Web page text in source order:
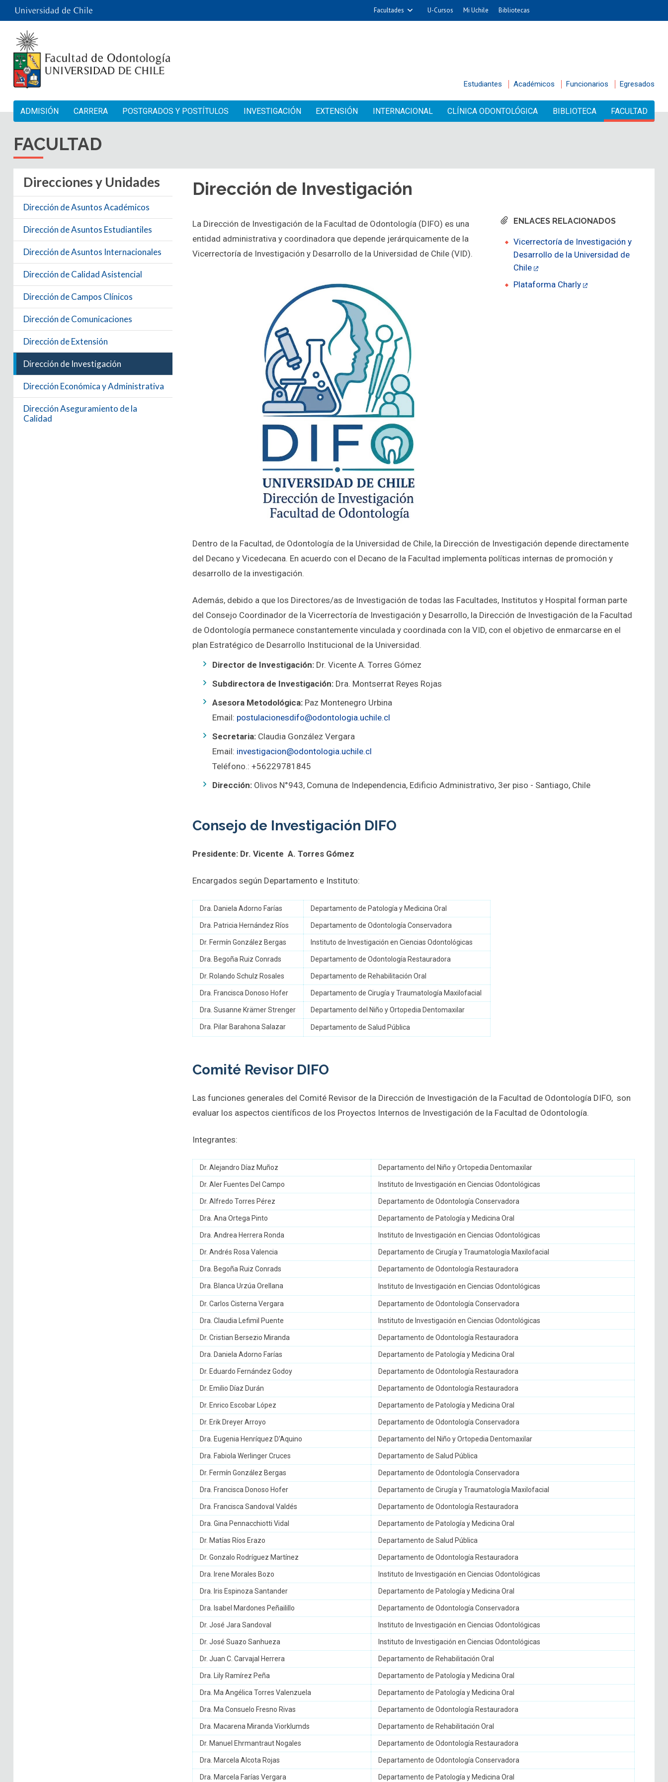
Facultades U-Cursos Mi Uchile Bibliotecas
Estudiantes Académicos Funcionarios Egresados
ADMISIÓN CARRERA POSTGRADOS Y POSTÍTULOS INVESTIGACIÓN EXTENSIÓN INTERNACIONAL CLÍNICA ODONTOLÓGICA BIBLIOTECA FACULTAD
FACULTAD
Direcciones y Unidades
Dirección de Asuntos Académicos
Dirección de Asuntos Estudiantiles
Dirección de Asuntos Internacionales
Dirección de Calidad Asistencial
Dirección de Campos Clínicos
Dirección de Comunicaciones
Dirección de Extensión
Dirección de Investigación
Dirección Económica y Administrativa
Dirección Aseguramiento de la
Calidad
Dirección de Investigación
ENLACES RELACIONADOS
Vicerrectoría de Investigación y
Desarrollo de la Universidad de
Chile
Plataforma Charly
La Dirección de Investigación de la Facultad de Odontología (DIFO) es una
entidad administrativa y coordinadora que depende jerárquicamente de la
Vicerrectoría de Investigación y Desarrollo de la Universidad de Chile (VID).
Dentro de la Facultad, de Odontología de la Universidad de Chile, la Dirección de Investigación depende directamente
del Decano y Vicedecana. En acuerdo con el Decano de la Facultad implementa políticas internas de promoción y
desarrollo de la investigación.
Además, debido a que los Directores/as de Investigación de todas las Facultades, Institutos y Hospital forman parte
del Consejo Coordinador de la Vicerrectoría de Investigación y Desarrollo, la Dirección de Investigación de la Facultad
de Odontología permanece constantemente vinculada y coordinada con la VID, con el objetivo de enmarcarse en el
plan Estratégico de Desarrollo Institucional de la Universidad.
Director de Investigación:Dr. Vicente A. Torres Gómez
Subdirectora de Investigación: Dra. Montserrat Reyes Rojas
Asesora Metodológica:Paz Montenegro Urbina
Email: postulacionesdifo@odontologia.uchile.cl
Secretaria: Claudia González Vergara
Email: investigacion@odontologia.uchile.cl
Teléfono.: +56229781845
Dirección:Olivos N°943, Comuna de Independencia, Edificio Administrativo, 3er piso - Santiago, Chile
Consejo de Investigación DIFO
Presidente: Dr. Vicente A. Torres Gómez
Encargados según Departamento e Instituto:
Dra. Daniela Adorno Farías Departamento de Patología y Medicina Oral
Dra. Patricia Hernández Ríos Departamento de Odontología Conservadora
Dr. Fermín González Bergas Instituto de Investigación en Ciencias Odontológicas
Dra. Begoña Ruiz Conrads Departamento de Odontología Restauradora
Dr. Rolando Schulz Rosales Departamento de Rehabilitación Oral
Dra. Francisca Donoso Hofer Departamento de Cirugía y Traumatología Maxilofacial
Dra. Susanne Krämer Strenger Departamento del Niño y Ortopedia Dentomaxilar
Dra. Pilar Barahona Salazar Departamento de Salud Pública
Comité Revisor DIFO
Las funciones generales del Comité Revisor de la Dirección de Investigación de la Facultad de Odontología DIFO, son
evaluar los aspectos científicos de los Proyectos Internos de Investigación de la Facultad de Odontología.
Integrantes:
Dr. Alejandro Díaz Muñoz Departamento del Niño y Ortopedia Dentomaxilar
Dr. Aler Fuentes Del Campo Instituto de Investigación en Ciencias Odontológicas
Dr. Alfredo Torres Pérez Departamento de Odontología Conservadora
Dra. Ana Ortega Pinto Departamento de Patología y Medicina Oral
Dra. Andrea Herrera Ronda Instituto de Investigación en Ciencias Odontológicas
Dr. Andrés Rosa Valencia Departamento de Cirugía y Traumatología Maxilofacial
Dra. Begoña Ruiz Conrads Departamento de Odontología Restauradora
Dra. Blanca Urzúa Orellana Instituto de Investigación en Ciencias Odontológicas
Dr. Carlos Cisterna Vergara Departamento de Odontología Conservadora
Dra. Claudia Lefimil Puente Instituto de Investigación en Ciencias Odontológicas
Dr. Cristian Bersezio Miranda Departamento de Odontología Restauradora
Dra. Daniela Adorno Farías Departamento de Patología y Medicina Oral
Dr. Eduardo Fernández Godoy Departamento de Odontología Restauradora
Dr. Emilio Díaz Durán Departamento de Odontología Restauradora
Dr. Enrico Escobar López Departamento de Patología y Medicina Oral
Dr. Erik Dreyer Arroyo Departamento de Odontología Conservadora
Dra. Eugenia Henríquez D'Aquino Departamento del Niño y Ortopedia Dentomaxilar
Dra. Fabiola Werlinger Cruces Departamento de Salud Pública
Dr. Fermín González Bergas Departamento de Odontología Conservadora
Dra. Francisca Donoso Hofer Departamento de Cirugía y Traumatología Maxilofacial
Dra. Francisca Sandoval Valdés Departamento de Odontología Restauradora
Dra. Gina Pennacchiotti Vidal Departamento de Patología y Medicina Oral
Dr. Matías Ríos Erazo Departamento de Salud Pública
Dr. Gonzalo Rodríguez Martínez Departamento de Odontología Restauradora
Dra. Irene Morales Bozo Instituto de Investigación en Ciencias Odontológicas
Dra. Iris Espinoza Santander Departamento de Patología y Medicina Oral
Dra. Isabel Mardones Peñailillo Departamento de Odontología Conservadora
Dr. José Jara Sandoval Instituto de Investigación en Ciencias Odontológicas
Dr. José Suazo Sanhueza Instituto de Investigación en Ciencias Odontológicas
Dr. Juan C. Carvajal Herrera Departamento de Rehabilitación Oral
Dra. Lily Ramírez Peña Departamento de Patología y Medicina Oral
Dra. Ma Angélica Torres Valenzuela Departamento de Patología y Medicina Oral
Dra. Ma Consuelo Fresno Rivas Departamento de Odontología Restauradora
Dra. Macarena Miranda Viorklumds Departamento de Rehabilitación Oral
Dr. Manuel Ehrmantraut Nogales Departamento de Odontología Restauradora
Dra. Marcela Alcota Rojas Departamento de Odontología Conservadora
Dra. Marcela Farías Vergara Departamento de Patología y Medicina Oral